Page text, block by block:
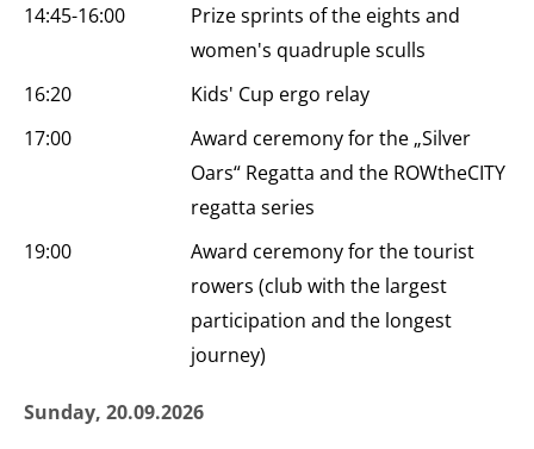
14:45-16:00
Prize sprints of the eights and
women's quadruple sculls
16:20
Kids' Cup ergo relay
17:00
Award ceremony for the „Silver
Oars“ Regatta and the ROWtheCITY
regatta series
19:00
Award ceremony for the tourist
rowers (club with the largest
participation and the longest
journey)
Sunday, 20.09.2026